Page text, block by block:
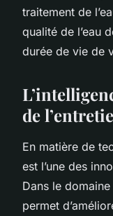
traitement de
qualité de l’eau
durée de vie de
de
En matière de
est l’une des
Dans le
permet